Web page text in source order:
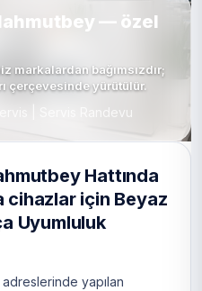
— özel
markalardan bağımsızdır;
çerçevesinde yürütülür.
| Servis Randevu
Hattında
cihazlar için Beyaz
Uyumluluk
yapılan